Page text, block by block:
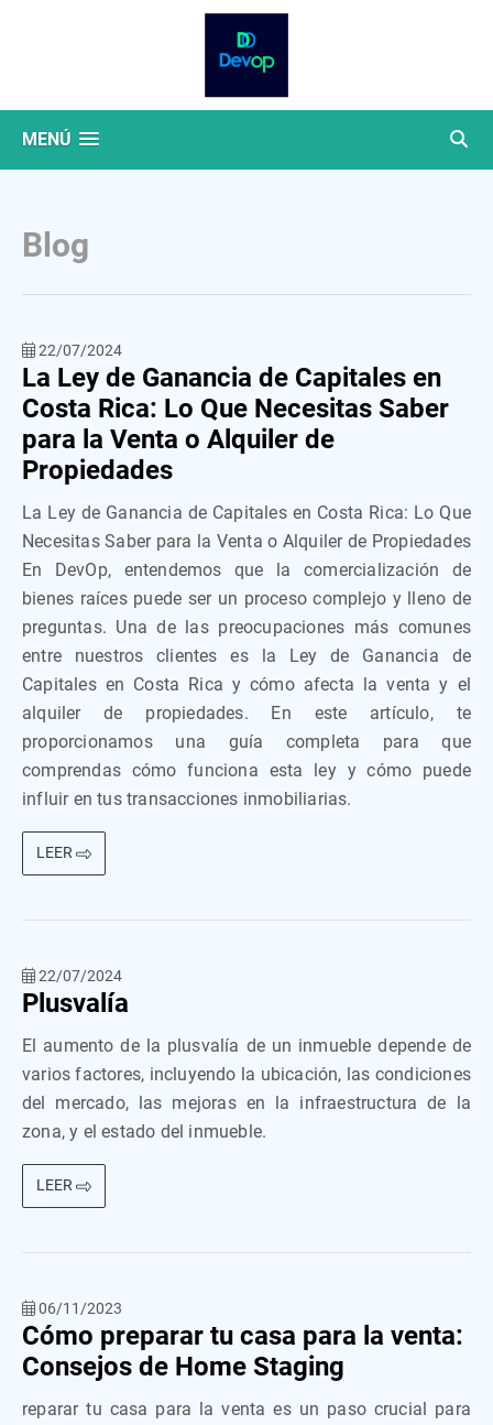
MENÚ
Blog
22/07/2024
La Ley de Ganancia de Capitales en
Costa Rica: Lo Que Necesitas Saber
para la Venta o Alquiler de
Propiedades
La Ley de Ganancia de Capitales en Costa Rica: Lo Que
Necesitas Saber para la Venta o Alquiler de Propiedades
En DevOp, entendemos que la comercialización de
bienes raíces puede ser un proceso complejo y lleno de
preguntas. Una de las preocupaciones más comunes
entre nuestros clientes es la Ley de Ganancia de
Capitales en Costa Rica y cómo afecta la venta y el
alquiler de propiedades. En este artículo, te
proporcionamos una guía completa para que
comprendas cómo funciona esta ley y cómo puede
influir en tus transacciones inmobiliarias.
LEER
22/07/2024
Plusvalía
El aumento de la plusvalía de un inmueble depende de
varios factores, incluyendo la ubicación, las condiciones
del mercado, las mejoras en la infraestructura de la
zona, y el estado del inmueble.
LEER
06/11/2023
Cómo preparar tu casa para la venta:
Consejos de Home Staging
reparar tu casa para la venta es un paso crucial para